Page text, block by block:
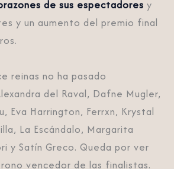
de sus espectadores y
y un aumento del premio final
reinas no ha pasado
del Raval, Dafne Mugler,
Eva Harrington, Ferrxn, Krystal
La Escándalo, Margarita
y Satín Greco. Queda por ver
vencedor de las finalistas.